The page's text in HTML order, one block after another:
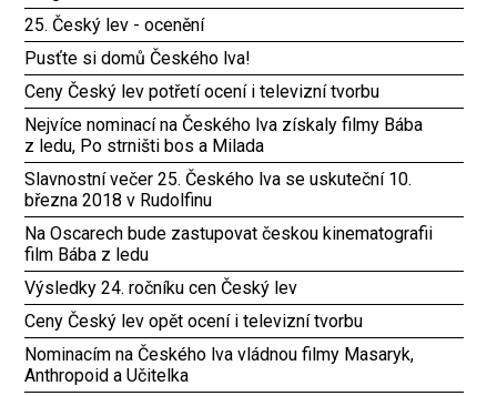
25. Český lev - ocenění
Pusťte si domů Českého lva!
Ceny Český lev potřetí ocení i televizní tvorbu
Nejvíce nominací na Českého lva získaly filmy Bába
z ledu, Po strništi bos a Milada
Slavnostní večer 25. Českého lva se uskuteční 10.
března 2018 v Rudolfinu
Na Oscarech bude zastupovat českou kinematografii
film Bába z ledu
Výsledky 24. ročníku cen Český lev
Ceny Český lev opět ocení i televizní tvorbu
Nominacím na Českého lva vládnou filmy Masaryk,
Anthropoid a Učitelka